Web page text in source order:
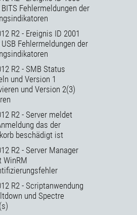
Fehlermeldungen der
R2 - Ereignis ID 2001
Fehlermeldungen der
R2 - SMB Status
und Version 1
und Version 2(3)
R2 - Server meldet
das der
beschädigt ist
R2 - Server Manager
WinRM
R2 - Scriptanwendung
und Spectre